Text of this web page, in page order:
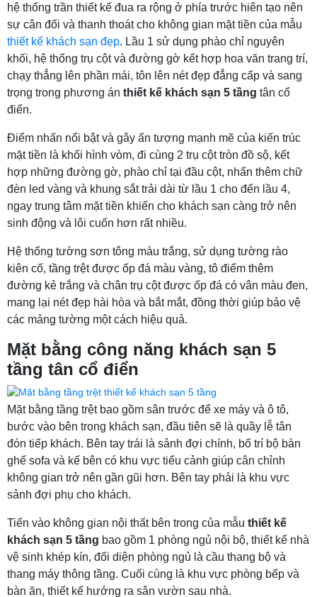
hệ thống trần thiết kế đua ra rộng ở phía trước hiên tạo nên
sự cân đối và thanh thoát cho không gian mặt tiền của mẫu
thiết kế khách sạn đẹp. Lầu 1 sử dụng phào chỉ nguyên
khối, hệ thống trụ cột và đường gờ kết hợp hoa văn trang trí,
chạy thẳng lên phần mái, tôn lên nét đẹp đẳng cấp và sang
trọng trong phương án thiết kế khách sạn 5 tầng tân cổ
điển.
Điểm nhấn nổi bật và gây ấn tượng mạnh mẽ của kiến trúc
mặt tiền là khối hình vòm, đi cùng 2 trụ cột tròn đồ sộ, kết
hợp những đường gờ, phào chỉ tại đầu cột, nhấn thêm chữ
đèn led vàng và khung sắt trải dài từ lầu 1 cho đến lầu 4,
ngay trung tâm mặt tiền khiến cho khách sạn càng trở nên
sinh động và lôi cuốn hơn rất nhiều.
Hệ thống tường sơn tông màu trắng, sử dụng tường rào
kiên cố, tầng trệt được ốp đá màu vàng, tô điểm thêm
đường kẻ trắng và chân trụ cột được ốp đá có vân màu đen,
mang lại nét đẹp hài hòa và bắt mắt, đồng thời giúp bảo vệ
các mảng tường một cách hiệu quả.
Mặt bằng công năng khách sạn 5
tầng tân cổ điển
Mặt bằng tầng trệt bao gồm sân trước để xe máy và ô tô,
bước vào bên trong khách sạn, đầu tiên sẽ là quầy lễ tân
đón tiếp khách. Bên tay trái là sảnh đợi chính, bố trí bộ bàn
ghế sofa và kế bên có khu vực tiểu cảnh giúp cân chỉnh
không gian trở nên gần gũi hơn. Bên tay phải là khu vực
sảnh đợi phụ cho khách.
Tiến vào không gian nội thất bên trong của mẫu thiết kế
khách sạn 5 tầng bao gồm 1 phòng ngủ nội bộ, thiết kế nhà
vệ sinh khép kín, đối diện phòng ngủ là cầu thang bộ và
thang máy thông tầng. Cuối cùng là khu vực phòng bếp và
bàn ăn, thiết kế hướng ra sân vườn sau nhà.